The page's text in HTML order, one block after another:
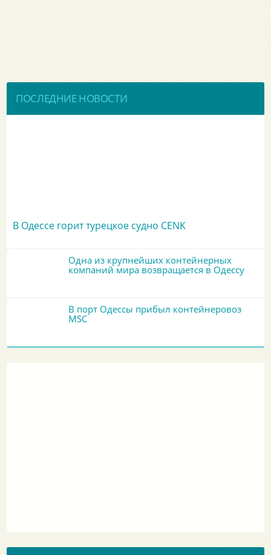
ПОСЛЕДНИЕ НОВОСТИ
В Одессе горит турецкое судно CENK
Одна из крупнейших контейнерных
компаний мира возвращается в Одессу
В порт Одессы прибыл контейнеровоз
MSC